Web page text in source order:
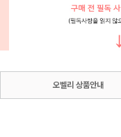
오벨리 상품안내